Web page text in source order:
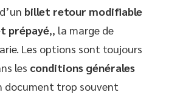
billet retour modifiable
prépayé,, la marge de
Les options sont toujours
les conditions générales
document trop souvent